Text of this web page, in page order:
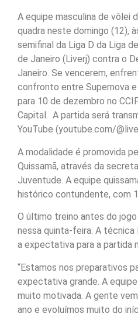
A equipe masculina de vôlei
quadra neste domingo (12),
semifinal da Liga D da Liga
de Janeiro (Liverj) contra o
Janeiro. Se vencerem,
confronto entre Supernova
para 10 de dezembro no
Capital. A partida será
YouTube (youtube.com/
A modalidade é promovida
Quissamã, através da
Juventude. A equipe
histórico contundente, com
O último treino antes do
nessa quinta-feira. A
a expectativa para a partida
“Estamos nos preparativos
expectativa grande. A
muito motivada. A gente
ano e evoluímos muito do